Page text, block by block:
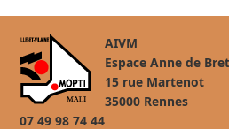
AIVM
Espace Anne de
15 rue Martenot
35000 Rennes
07 49 98 74 44